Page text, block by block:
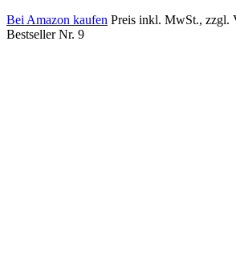
Bei Amazon kaufen Preis inkl. MwSt., zzgl.
Bestseller Nr. 9